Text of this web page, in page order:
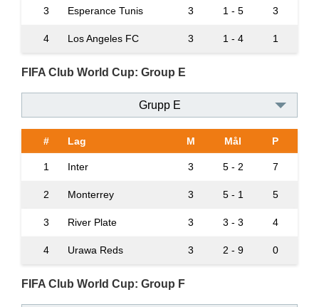
3 Esperance Tunis 3 1 - 5 3
4 Los Angeles FC 3 1 - 4 1
FIFA Club World Cup: Group E
Grupp E
# Lag M Mål P
1 Inter 3 5 - 2 7
2 Monterrey 3 5 - 1 5
3 River Plate 3 3 - 3 4
4 Urawa Reds 3 2 - 9 0
FIFA Club World Cup: Group F